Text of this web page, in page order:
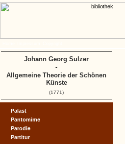
Palast
Pantomime
Parodie
Partitur
Johann Georg Sulzer
-
Allgemeine Theorie der Schönen
Künste
(1771)